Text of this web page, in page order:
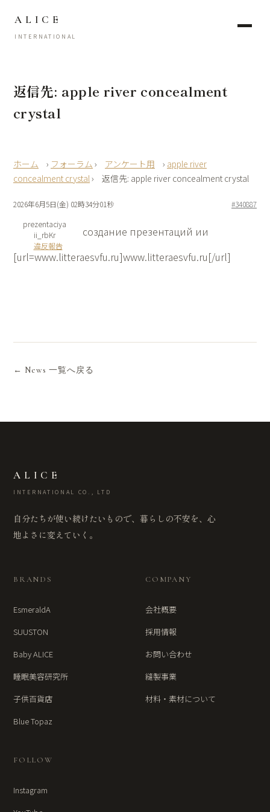
ALICE
INTERNATIONAL
返信先: apple river concealment
crystal
› フォーラム › アンケート用 › apple river
concealment crystal› 返信先: apple river concealment crystal
2026年6月5日(金) 02時34分01秒
#340887
prezentaciya
ii_rbKr
違反報告
создание презентаций ии
[url=www.litteraesvfu.ru]www.litteraesvfu.ru[/url]
← News 一覧へ戻る
ALICE
INTERNATIONAL CO., LTD
自分たちが使い続けたいもので、暮らしの不安を、心
地よさに変えていく。
BRANDS
EsmeraldA
SUUSTON
Baby ALICE
睡眠美容研究所
子供百貨店
Blue Topaz
COMPANY
会社概要
採用情報
お問い合わせ
縫製事業
材料・素材について
FOLLOW
Instagram